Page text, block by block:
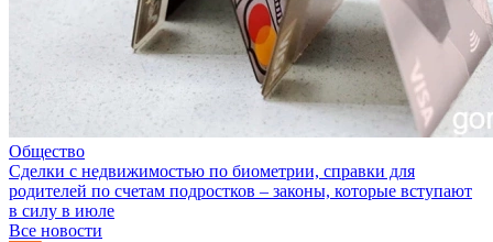
Общество
Сделки с недвижимостью по биометрии, справки для
родителей по счетам подростков – законы, которые вступают
в силу в июле
Все новости